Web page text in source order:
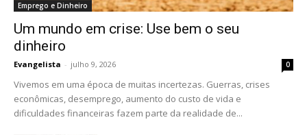
Emprego e Dinheiro
Um mundo em crise: Use bem o seu
dinheiro
Evangelista - julho 9, 2026 0
Vivemos em uma época de muitas incertezas. Guerras, crises
econômicas, desemprego, aumento do custo de vida e
dificuldades financeiras fazem parte da realidade de...